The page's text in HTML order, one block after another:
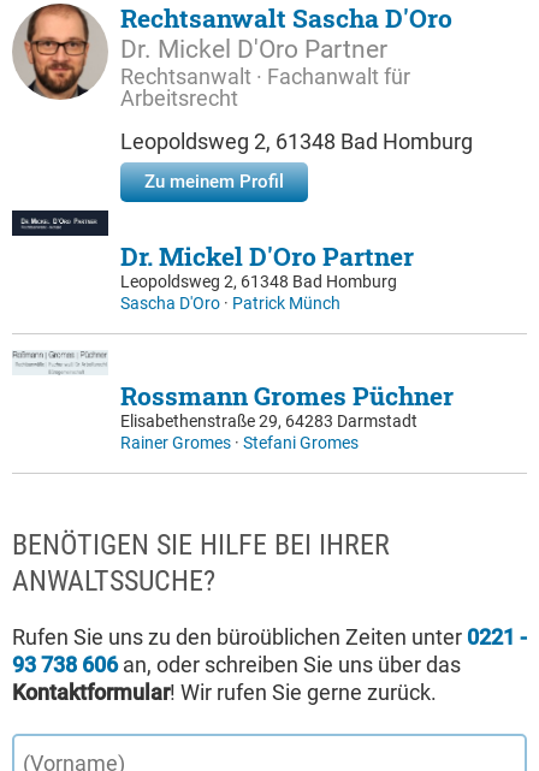
Rechtsanwalt Sascha D'Oro
Dr. Mickel D'Oro Partner
Rechtsanwalt · Fachanwalt für
Arbeitsrecht
Leopoldsweg 2, 61348 Bad Homburg
Zu meinem Profil
Dr. Mickel D'Oro Partner
Leopoldsweg 2, 61348 Bad Homburg
Sascha D'Oro · Patrick Münch
Rossmann Gromes Püchner
Elisabethenstraße 29, 64283 Darmstadt
Rainer Gromes · Stefani Gromes
BENÖTIGEN SIE HILFE BEI IHRER
ANWALTSSUCHE?
Rufen Sie uns zu den büroüblichen Zeiten unter 0221 -
93 738 606an, oder schreiben Sie uns über das
Kontaktformular! Wir rufen Sie gerne zurück.